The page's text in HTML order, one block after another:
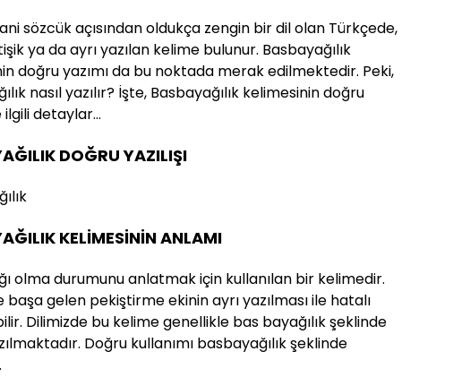
sözcük açısından oldukça zengin bir dil olan Türkçede,
ya da ayrı yazılan kelime bulunur. Basbayağılık
doğru yazımı da bu noktada merak edilmektedir. Peki,
nasıl yazılır? İşte, Basbayağılık kelimesinin doğru
ilgili detaylar…
DOĞRU YAZILIŞI
KELİMESİNİN ANLAMI
olma durumunu anlatmak için kullanılan bir kelimedir.
başa gelen pekiştirme ekinin ayrı yazılması ile hatalı
Dilimizde bu kelime genellikle bas bayağılık şeklinde
Doğru kullanımı basbayağılık şeklinde